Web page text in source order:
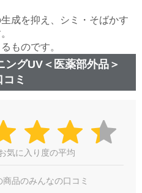
成を抑え、シミ・そばかす
ものです。
グUV＜医薬部外品＞
ミ
気に入り度の平均
商品のみんなの口コミ